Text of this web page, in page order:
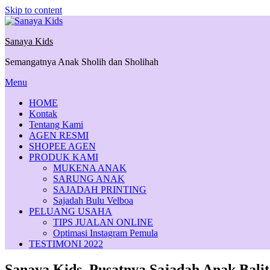
Skip to content
Sanaya Kids
Semangatnya Anak Sholih dan Sholihah
Menu
HOME
Kontak
Tentang Kami
AGEN RESMI
SHOPEE AGEN
PRODUK KAMI
MUKENA ANAK
SARUNG ANAK
SAJADAH PRINTING
Sajadah Bulu Velboa
PELUANG USAHA
TIPS JUALAN ONLINE
Optimasi Instagram Pemula
TESTIMONI 2022